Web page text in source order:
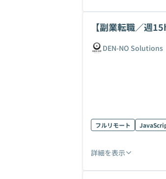
【副業転職／週
集！
DEN-NO Solutions
フルリモート
詳細を表示